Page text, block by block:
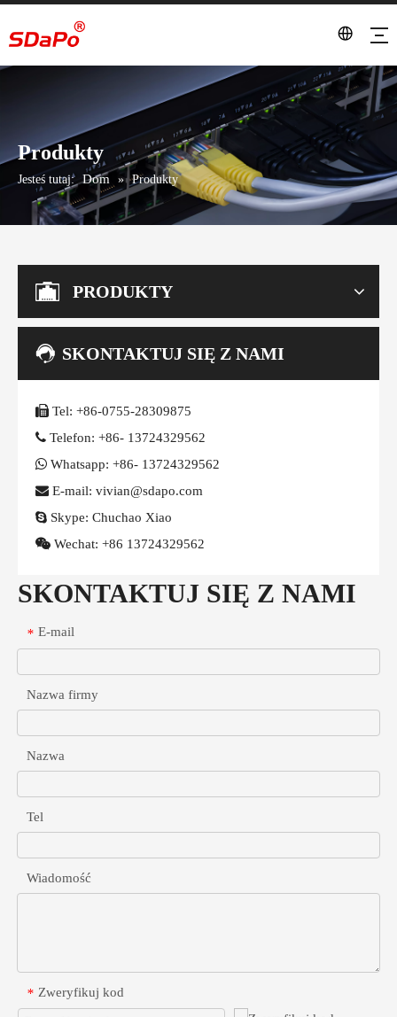
Produkty
Jesteś tutaj: Dom » Produkty
PRODUKTY
SKONTAKTUJ SIĘ Z NAMI
 Tel: +86-0755-28309875
 Telefon: +86- 13724329562
 Whatsapp: +86- 13724329562
 E-mail: vivian@sdapo.com
 Skype: Chuchao Xiao
 Wechat: +86 13724329562
SKONTAKTUJ SIĘ Z NAMI
* E-mail
Nazwa firmy
Nazwa
Tel
Wiadomość
* Zweryfikuj kod